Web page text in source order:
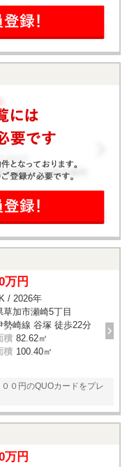
万円
/ 2026年
草加市瀬崎5丁目
勢崎線 谷塚 徒歩22分
積 82.62㎡
積 100.40㎡
０円のQUOカードをプレ
万円